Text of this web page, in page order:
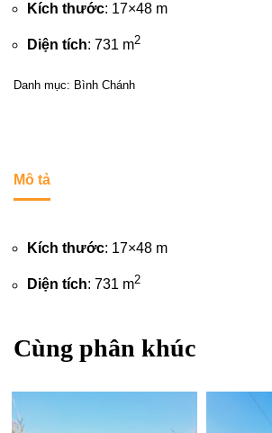
Kích thước: 17×48 m
Diện tích: 731 m2
Danh mục: Bình Chánh
Mô tả
Kích thước: 17×48 m
Diện tích: 731 m2
Cùng phân khúc